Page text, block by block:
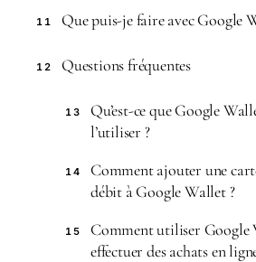
11 Que puis-je faire avec Google
12 Questions fréquentes
13
Qu’est-ce que Google
l’utiliser ?
14
Comment ajouter une
débit à Google Wallet ?
15
Comment utiliser Google
effectuer des achats en